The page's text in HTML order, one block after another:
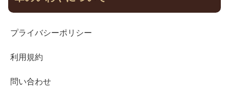
プライバシーポリシー
利用規約
問い合わせ